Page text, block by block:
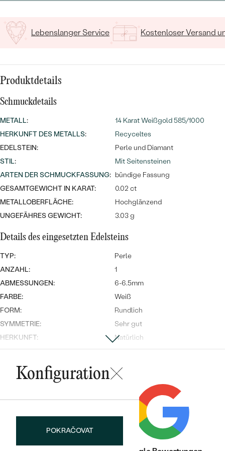
Meistverkaufte
MIT EDELSTEIN
GOLD
PLATIN
SILBER
Wave Kollektion
ANSEHEN
EDELSTEINSCHMUCK
SCHMUCK MIT LAB GROWN
PERLENSCHMUCK
PERSONALISIERT
MINIMALISTISCH
NACH ANLASS
NACH DER FARBE
MASSGEFERTIGTER
DIAMANTEN
Meistverkaufte
Ohrrinnge
ANSEHEN
PREISWERTE
LUXURIÖSE
Personalisierte
Halsketten
LUXURIÖSE
Meistverkaufte
Ringe
Lebenslanger Service Kostenloser Versand
Produktdetails
Schmuckdetails
METALL:
14 Karat Weißgold 585/1000
HERKUNFT DES METALLS:
Recyceltes
EDELSTEIN:
Perle und Diamant
STIL:
Mit Seitensteinen
ARTEN DER SCHMUCKFASSUNG: bündige Fassung
GESAMTGEWICHT IN KARAT:
0.02 ct
METALLOBERFLÄCHE:
Hochglänzend
UNGEFÄHRES GEWICHT:
3.03 g
Details des eingesetzten Edelsteins
TYP:
Perle
ANZAHL:
1
ABMESSUNGEN:
6-6.5mm
FARBE:
Weiß
FORM:
Rundlich
SYMMETRIE:
Sehr gut
HERKUNFT:
Natürlich
Diamant
ABMESSUNGEN:
1.75mm
REINHEIT:
SI1
Konfiguration
POKRAČOVAT